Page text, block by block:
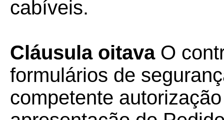
cabíveis.
Cláusula oitavaO
formulários de
competente